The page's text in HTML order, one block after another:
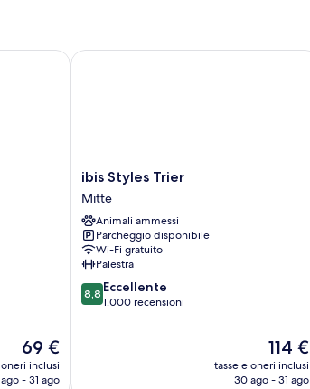
Il
prezzo
attuale
69 €
inclusi
- 31 ago
ibis
Styles
Trier
Mitte
ibis Styles Trier
Mitte
Animali ammessi
Parcheggio disponibile
Wi-Fi gratuito
Palestra
8.8
su
8,8 Eccellente
1.000 recensioni
Il
prezzo
attuale
114 €
tasse e oneri inclusi
30 ago - 31 ago
ibis Styles Trier